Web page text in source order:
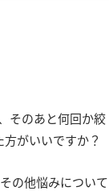
そのあと何回か絞
がいいですか？
その他悩みについて